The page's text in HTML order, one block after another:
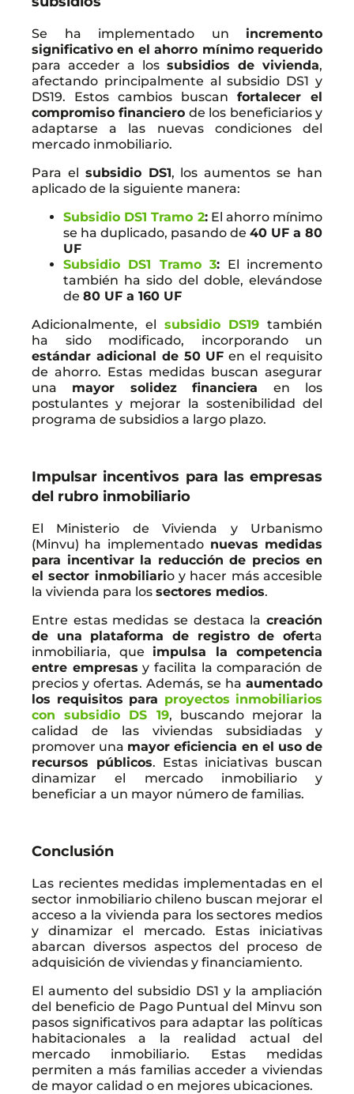
Se ha implementado un incremento
significativo en el ahorro mínimo requerido
para acceder a los subsidios de vivienda,
afectando principalmente al subsidio DS1 y
DS19. Estos cambios buscan fortalecer el
compromiso financiero de los beneficiarios y
adaptarse a las nuevas condiciones del
mercado inmobiliario.
Para el subsidio DS1, los aumentos se han
aplicado de la siguiente manera:
Subsidio DS1 Tramo 2:El ahorro mínimo
se ha duplicado, pasando de 40 UF a 80
UF
Subsidio DS1 Tramo 3: El incremento
también ha sido del doble, elevándose
de 80 UF a 160 UF
Adicionalmente, el subsidio DS19 también
ha sido modificado, incorporando un
estándar adicional de 50 UF en el requisito
de ahorro. Estas medidas buscan asegurar
una mayor solidez financieraen los
postulantes y mejorar la sostenibilidad del
programa de subsidios a largo plazo.
Impulsar incentivos para las empresas
del rubro inmobiliario
El Ministerio de Vivienda y Urbanismo
(Minvu) ha implementadonuevas medidas
para incentivar la reducción de precios en
el sector inmobiliario y hacer más accesible
la vivienda para los sectores medios.
Entre estas medidas se destaca la creación
de una plataforma de registro de oferta
inmobiliaria, que impulsa la competencia
entre empresas y facilita la comparación de
precios y ofertas. Además, se ha aumentado
los requisitos para proyectos inmobiliarios
con subsidio DS 19, buscando mejorar la
calidad de las viviendas subsidiadas y
promover una mayor eficiencia en el uso de
recursos públicos. Estas iniciativas buscan
dinamizar el mercado inmobiliario y
beneficiar a un mayor número de familias.
Conclusión
Las recientes medidas implementadas en el
sector inmobiliario chileno buscan mejorar el
acceso a la vivienda para los sectores medios
y dinamizar el mercado. Estas iniciativas
abarcan diversos aspectos del proceso de
adquisición de viviendas y financiamiento.
El aumento del subsidio DS1 y la ampliación
del beneficio de Pago Puntual del Minvu son
pasos significativos para adaptar las políticas
habitacionales a la realidad actual del
mercado inmobiliario. Estas medidas
permiten a más familias acceder a viviendas
de mayor calidad o en mejores ubicaciones.